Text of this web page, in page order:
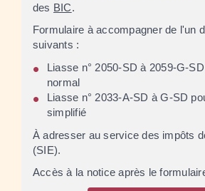
des BIC.
Formulaire à accompagner de l'un
suivants :
Liasse n° 2050-SD à 2059-G-
normal
Liasse n° 2033-A-SD à G-SD
simplifié
À adresser au service des impôts
(SIE).
Accès à la notice après le